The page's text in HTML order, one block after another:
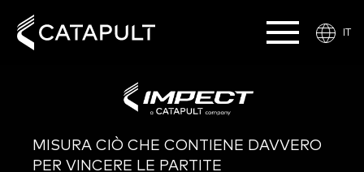
IT
MISURA CIÒ CHE CONTIENE DAVVERO
PER VINCERE LE PARTITE